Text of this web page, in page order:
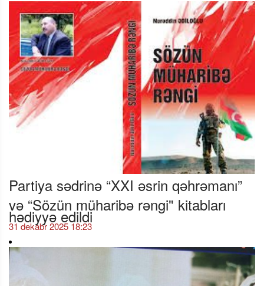
Partiya sədrinə “XXI əsrin qəhrəmanı”
və “Sözün müharibə rəngi" kitabları
hədiyyə edildi
31 dekabr 2025 18:23